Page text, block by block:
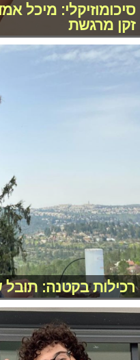
סיכומוזיקלי: מיכל
זקן מרגשת
רכילות בקטנה: